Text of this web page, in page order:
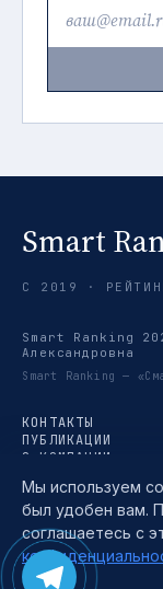
Smart
С 2019 ·
Smart Ranking
Александровна
Smart Ranking —
КОНТАКТЫ
ПУБЛИКАЦИИ
О КОМПАНИИ
ТРЕНДЫ
МЕТОДИКА
TELEGRAM →
ПОЛИТИКА
СОГЛАСИЕ НА
Мы используем
был удобен вам.
соглашаетесь с